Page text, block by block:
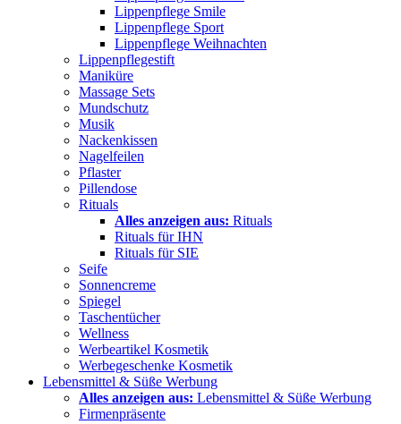
Lippenpflege Smile
Lippenpflege Sport
Lippenpflege Weihnachten
Lippenpflegestift
Maniküre
Massage Sets
Mundschutz
Musik
Nackenkissen
Nagelfeilen
Pflaster
Pillendose
Rituals
Alles anzeigen aus: Rituals
Rituals für IHN
Rituals für SIE
Seife
Sonnencreme
Spiegel
Taschentücher
Wellness
Werbeartikel Kosmetik
Werbegeschenke Kosmetik
Lebensmittel & Süße Werbung
Alles anzeigen aus: Lebensmittel & Süße Werbung
Firmenpräsente